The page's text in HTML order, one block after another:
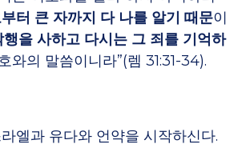
터 큰 자까지 다 나를 알기 때문이
행을 사하고 다시는 그 죄를 기억하
와의 말씀이니라”(렘 31:31-34).
엘과 유다와 언약을 시작하신다.